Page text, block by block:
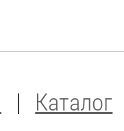
Каталог